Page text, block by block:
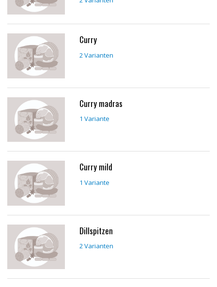
Curry
2 Varianten
Curry madras
1 Variante
Curry mild
1 Variante
Dillspitzen
2 Varianten